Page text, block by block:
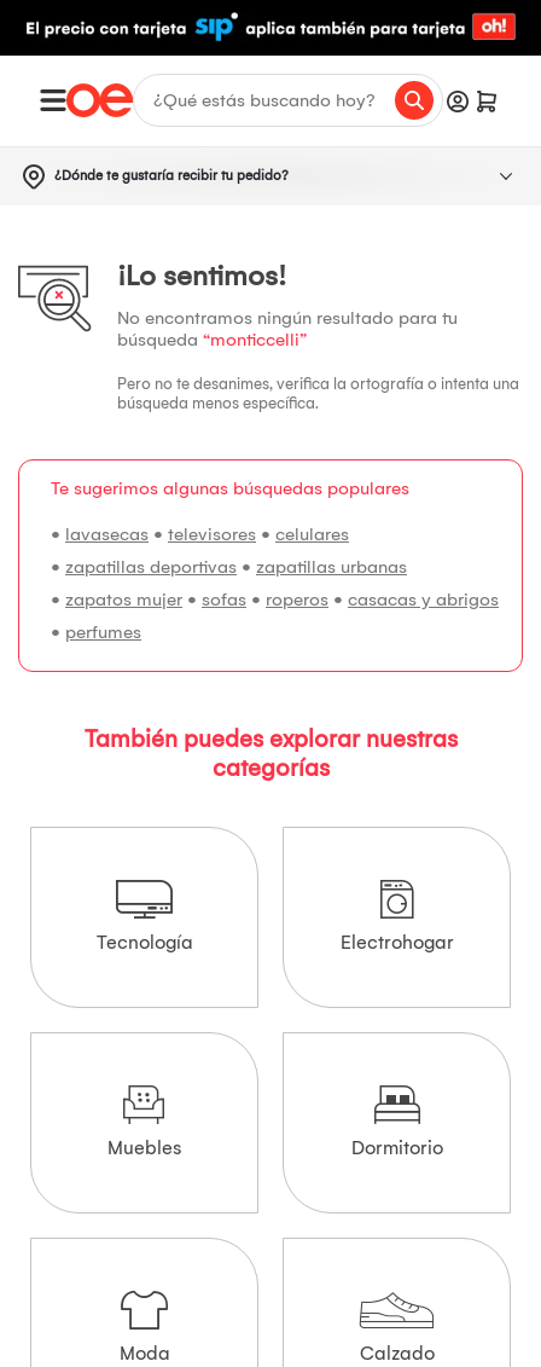
¿Dónde te gustaría recibir tu pedido?
¡Lo sentimos!
No encontramos ningún resultado para tu
búsqueda “monticcelli”
Pero no te desanimes, verifica la ortografía o intenta una
búsqueda menos específica.
Te sugerimos algunas búsquedas populares
• lavasecas • televisores • celulares
• zapatillas deportivas • zapatillas urbanas
• zapatos mujer • sofas • roperos • casacas y abrigos
• perfumes
También puedes explorar nuestras
categorías
Tecnología Electrohogar
Muebles Dormitorio
Moda Calzado